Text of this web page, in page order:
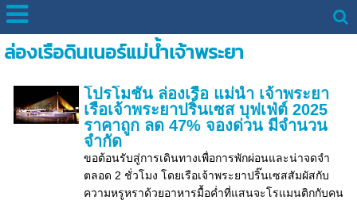
ล่องเรือดินเนอร์แม่น้ำเจ้าพระยา
โปรโมชั่น ล่องเรือ แม่น้ำ เจ้าพระยา
เรือเจ้าพระยาปริ้นเซส บุฟเฟ่ต์ 2025
ราคาถูก ลด 47% จองด่วน มีจำนวน
จำกัด
ขอต้อนรับสู่การเดินทางเพื่อการพักผ่อนและน่าจดจำ
ตลอด 2 ชั่วโมง โดยเรือเจ้าพระยาปริ๊นเซสสัมผัสกับ
ความหรูหราด้วยอาหารมื้อค่ำที่แสนจะโรแมนติกกับคน